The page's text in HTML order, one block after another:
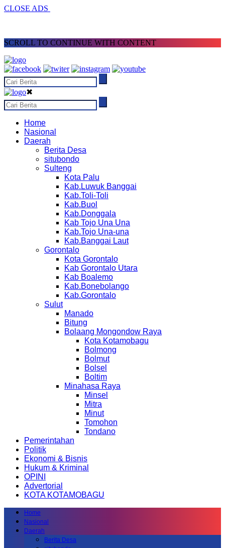
CLOSE ADS
SCROLL TO CONTINUE WITH CONTENT
✖
Home
Nasional
Daerah
Berita Desa
situbondo
Sulteng
Kota Palu
Kab.Luwuk Banggai
Kab.Toli-Toli
Kab.Buol
Kab.Donggala
Kab Tojo Una Una
Kab.Tojo Una-una
Kab.Banggai Laut
Gorontalo
Kota Gorontalo
Kab Gorontalo Utara
Kab Boalemo
Kab.Bonebolango
Kab.Gorontalo
Sulut
Manado
Bitung
Bolaang Mongondow Raya
Kota Kotamobagu
Bolmong
Bolmut
Bolsel
Boltim
Minahasa Raya
Minsel
Mitra
Minut
Tomohon
Tondano
Pemerintahan
Politik
Ekonomi & Bisnis
Hukum & Kriminal
OPINI
Advertorial
KOTA KOTAMOBAGU
Home
Nasional
Daerah
Berita Desa